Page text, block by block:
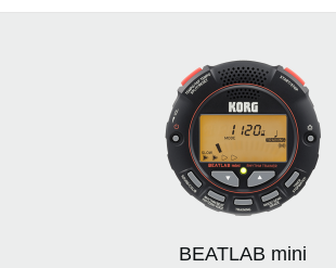
BEATLAB mini